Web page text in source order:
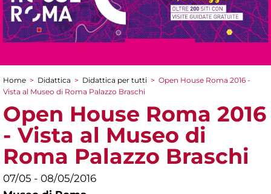
Tu sei qui
Home > Didattica > Didattica per tutti > Open House Roma 2016 -
Vista al Museo di Roma Palazzo Braschi
Open House Roma 2016
- Vista al Museo di
Roma Palazzo Braschi
07/05 - 08/05/2016